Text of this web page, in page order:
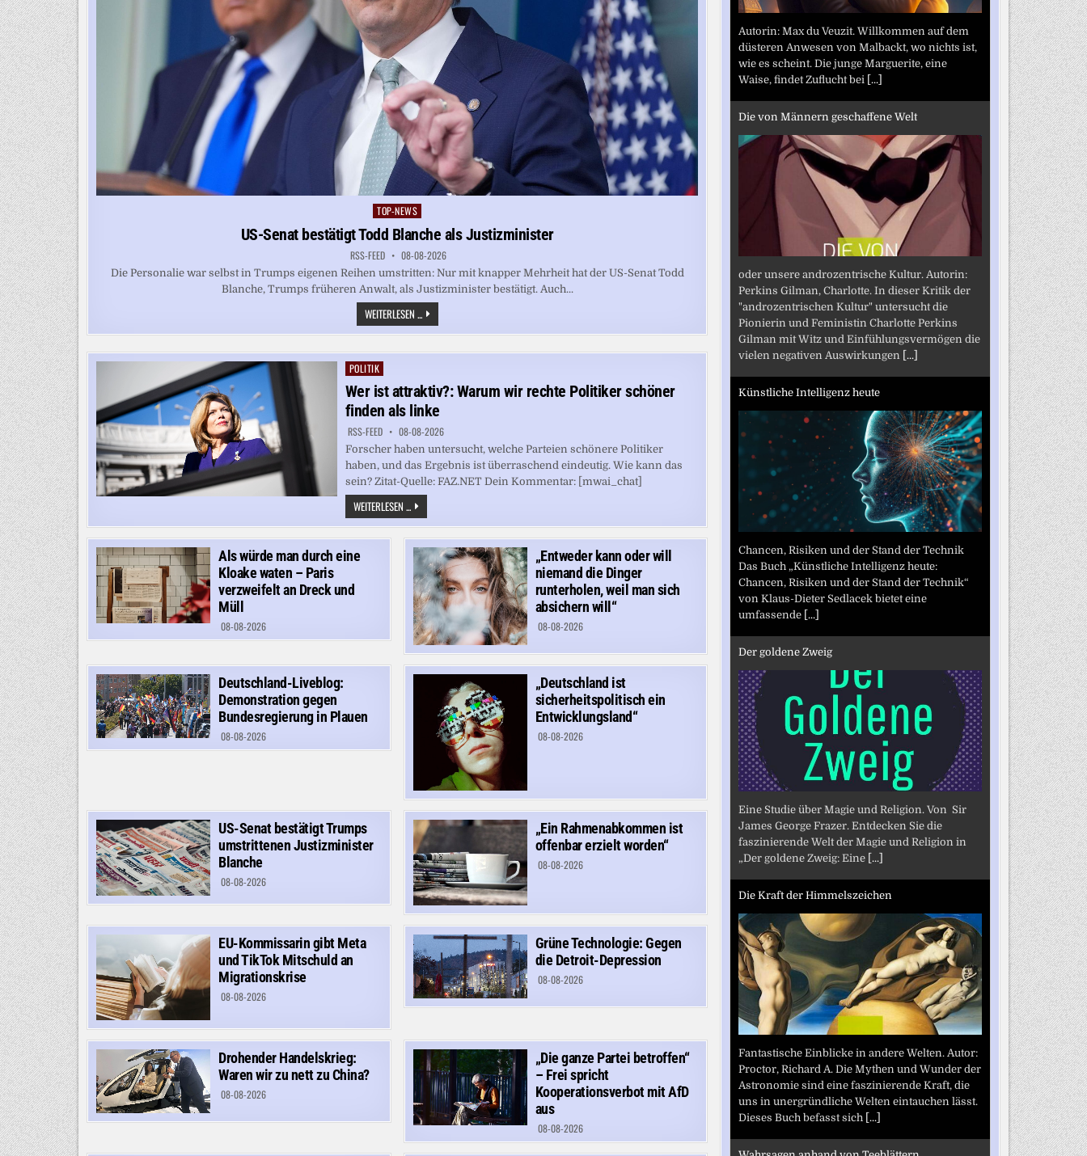
Posted
in
TOP-NEWS
US-Senat bestätigt Todd Blanche als Justizminister
RSS-FEED 08-08-2026
Die Personalie war selbst in Trumps eigenen Reihen umstritten: Nur mit knapper Mehrheit hat der US-Senat Todd
Blanche, Trumps früheren Anwalt, als Justizminister bestätigt. Auch...
WEITERLESEN ... US-
SENAT
BESTÄTIGT
BLANCHE
Posted
in
POLITIK
Wer ist attraktiv?: Warum wir rechte Politiker schöner
finden als linke
RSS-FEED 08-08-2026
Forscher haben untersucht, welche Parteien schönere Politiker
haben, und das Ergebnis ist überraschend eindeutig. Wie kann das
sein? Zitat-Quelle: FAZ.NET Dein Kommentar: [mwai_chat]
WEITERLESEN ... WER
IST
ATTRAKTIV?:
WARUM
WIR
RECHTE
POLITIKER
SCHÖNER
FINDEN
ALS
LINKE
Als würde man durch eine
Kloake waten – Paris
verzweifelt an Dreck und
Müll
08-08-2026
„Entweder kann oder will
niemand die Dinger
runterholen, weil man sich
absichern will“
08-08-2026
Deutschland-Liveblog:
Demonstration gegen
Bundesregierung in Plauen
08-08-2026
„Deutschland ist
sicherheitspolitisch ein
Entwicklungsland“
08-08-2026
US-Senat bestätigt Trumps
umstrittenen Justizminister
Blanche
08-08-2026
„Ein Rahmenabkommen ist
offenbar erzielt worden“
08-08-2026
EU-Kommissarin gibt Meta
und TikTok Mitschuld an
Migrationskrise
08-08-2026
Grüne Technologie: Gegen
die Detroit-Depression
08-08-2026
Drohender Handelskrieg:
Waren wir zu nett zu China?
08-08-2026
„Die ganze Partei betroffen“
– Frei spricht
Kooperationsverbot mit AfD
aus
08-08-2026
Autorin: Max du Veuzit. Willkommen auf dem
düsteren Anwesen von Malbackt, wo nichts ist,
wie es scheint. Die junge Marguerite, eine
Waise, findet Zuflucht bei [...]
Die von Männern geschaffene Welt
oder unsere androzentrische Kultur. Autorin:
Perkins Gilman, Charlotte. In dieser Kritik der
"androzentrischen Kultur" untersucht die
Pionierin und Feministin Charlotte Perkins
Gilman mit Witz und Einfühlungsvermögen die
vielen negativen Auswirkungen [...]
Künstliche Intelligenz heute
Chancen, Risiken und der Stand der Technik
Das Buch „Künstliche Intelligenz heute:
Chancen, Risiken und der Stand der Technik“
von Klaus-Dieter Sedlacek bietet eine
umfassende [...]
Der goldene Zweig
Eine Studie über Magie und Religion. Von Sir
James George Frazer. Entdecken Sie die
faszinierende Welt der Magie und Religion in
„Der goldene Zweig: Eine [...]
Die Kraft der Himmelszeichen
Fantastische Einblicke in andere Welten. Autor:
Proctor, Richard A. Die Mythen und Wunder der
Astronomie sind eine faszinierende Kraft, die
uns in unergründliche Welten eintauchen lässt.
Dieses Buch befasst sich [...]